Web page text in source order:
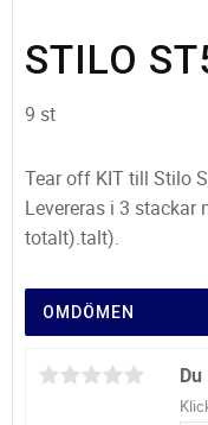
STILO
9 st
Tear off KIT till Stilo
Levereras i 3 stackar
totalt).talt).
OMDÖMEN
Du